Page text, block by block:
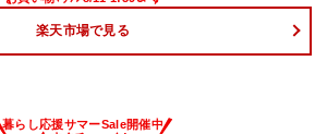
楽天市場で見る